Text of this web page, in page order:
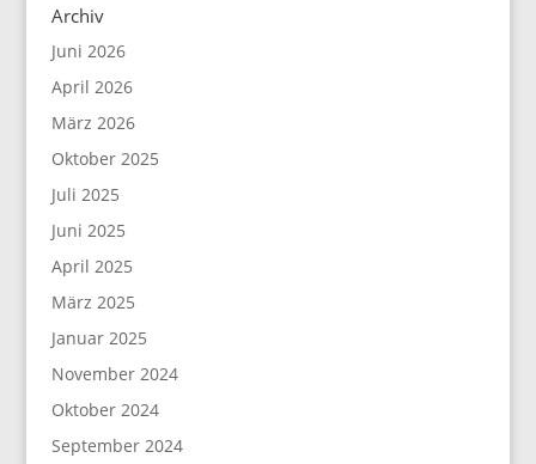
Archiv
Juni 2026
April 2026
März 2026
Oktober 2025
Juli 2025
Juni 2025
April 2025
März 2025
Januar 2025
November 2024
Oktober 2024
September 2024